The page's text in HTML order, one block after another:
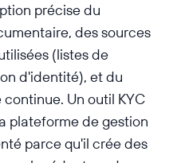
précise du
des sources
(listes de
d'identité), et du
Un outil KYC
plateforme de gestion
parce qu'il crée des